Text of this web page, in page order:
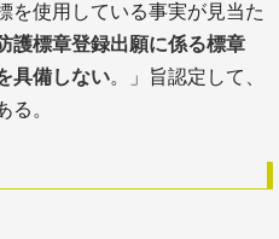
を使用している事実が見当た
護標章登録出願に係る標章
具備しない。」旨認定して、
る。